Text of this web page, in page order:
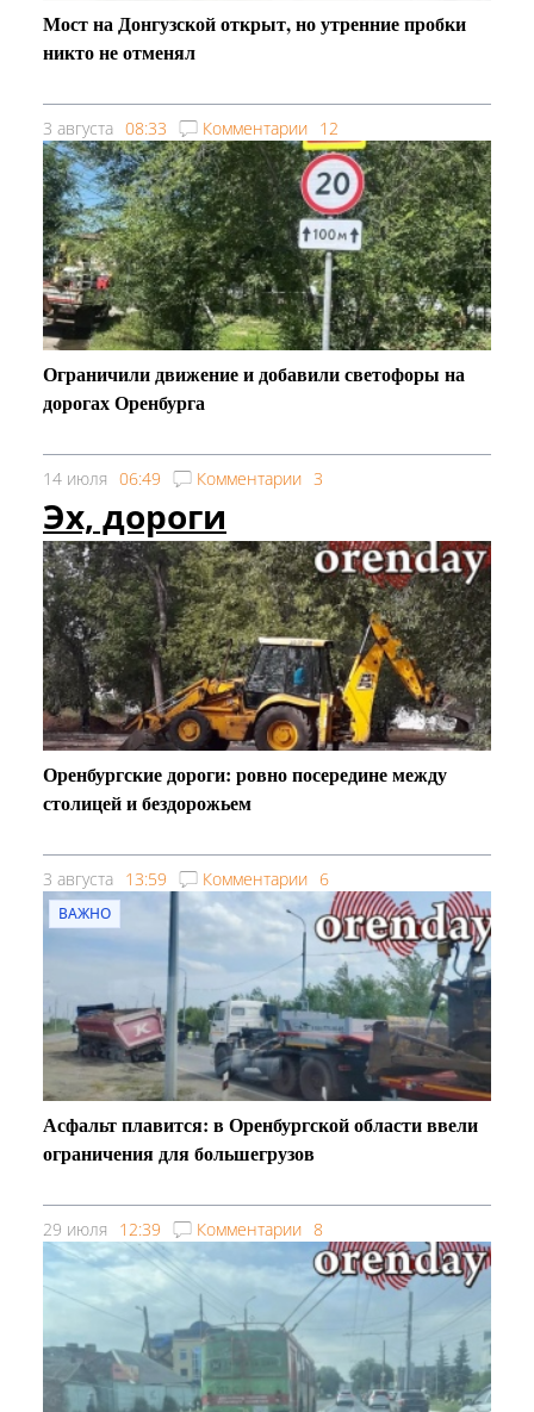
Мост на Донгузской открыт, но утренние пробки
никто не отменял
3 августа 08:33 Комментарии 12
Ограничили движение и добавили светофоры на
дорогах Оренбурга
14 июля 06:49 Комментарии 3
Эх, дороги
Оренбургские дороги: ровно посередине между
столицей и бездорожьем
3 августа 13:59 Комментарии 6
ВАЖНО
Асфальт плавится: в Оренбургской области ввели
ограничения для большегрузов
29 июля 12:39 Комментарии 8